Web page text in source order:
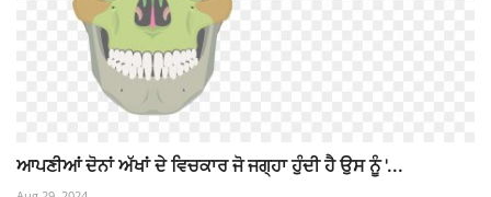
ਆਪਣੀਆਂ ਦੋਨਾਂ ਅੱਖਾਂ ਦੇ ਵਿਚਕਾਰ ਜੋ ਜਗ੍ਹਾ ਹੁੰਦੀ ਹੈ ਉਸ ਨੂੰ '...